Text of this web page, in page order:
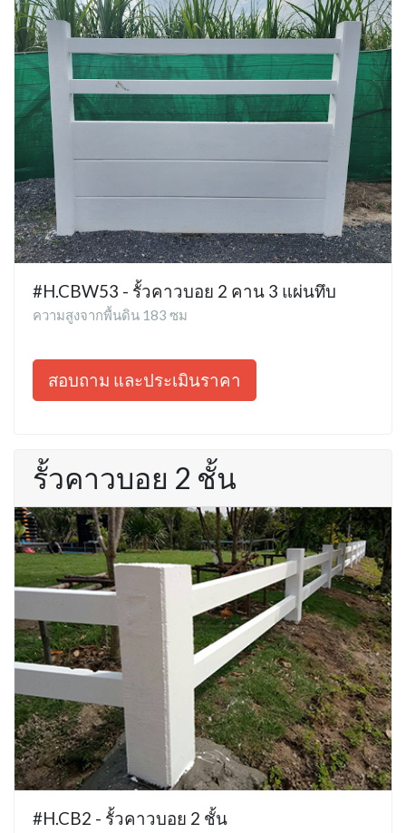
#H.CBW53 - รั้วคาวบอย 2 คาน 3 แผ่นทึบ
ความสูงจากพื้นดิน 183 ซม
สอบถาม และประเมินราคา
รั้วคาวบอย 2 ชั้น
#H.CB2 - รั้วคาวบอย 2 ชั้น